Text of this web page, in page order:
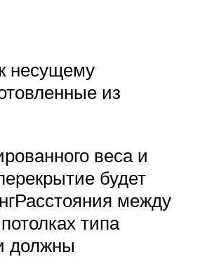
несущему
из
веса и
будет
между
типа
должны